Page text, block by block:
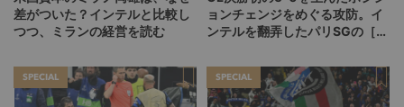
差がついた？インテルと比較し
つつ、ミランの経営を読む
ョンチェンジをめぐる攻防。イ
ンテルを翻弄したパリSGの［3-
SPECIAL SPECIAL